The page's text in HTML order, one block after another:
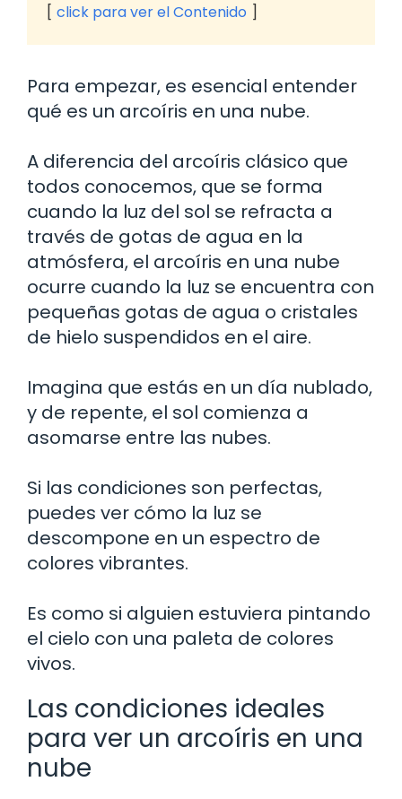
click para ver el Contenido
Para empezar, es esencial entender
qué es un arcoíris en una nube.
A diferencia del arcoíris clásico que
todos conocemos, que se forma
cuando la luz del sol se refracta a
través de gotas de agua en la
atmósfera, el arcoíris en una nube
ocurre cuando la luz se encuentra con
pequeñas gotas de agua o cristales
de hielo suspendidos en el aire.
Imagina que estás en un día nublado,
y de repente, el sol comienza a
asomarse entre las nubes.
Si las condiciones son perfectas,
puedes ver cómo la luz se
descompone en un espectro de
colores vibrantes.
Es como si alguien estuviera pintando
el cielo con una paleta de colores
vivos.
Las condiciones ideales
para ver un arcoíris en una
nube